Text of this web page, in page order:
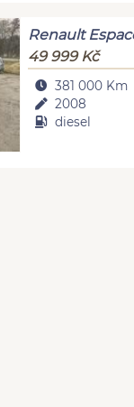
Renault
49 999 Kč
381 000 Km
2008
diesel